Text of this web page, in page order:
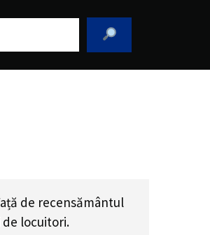
de recensământul
locuitori.